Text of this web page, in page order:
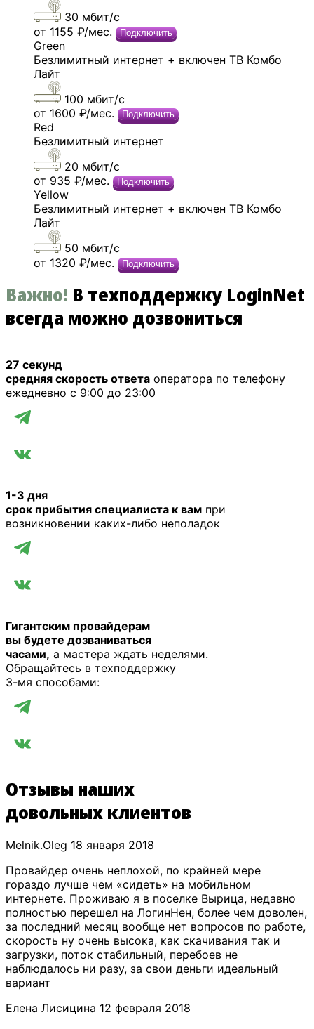
30 мбит/c
от 1155 ₽/мес.
Подключить
Green
Безлимитный интернет + включен ТВ Комбо
Лайт
100 мбит/c
от 1600 ₽/мес.
Подключить
Red
Безлимитный интернет
20 мбит/c
от 935 ₽/мес.
Подключить
Yellow
Безлимитный интернет + включен ТВ Комбо
Лайт
50 мбит/c
от 1320 ₽/мес.
Подключить
Важно! В техподдержку LoginNet
всегда можно дозвониться
27 секунд
средняя скорость ответа оператора по телефону
ежедневно с 9:00 до 23:00
1-3 дня
срок прибытия специалиста к вам при
возникновении каких-либо неполадок
Гигантским провайдерам
вы будете дозваниваться
часами, а мастера ждать неделями.
Обращайтесь в техподдержку
3-мя способами:
Отзывы наших
довольных клиентов
​Melnik.Oleg 18 января 2018
Провайдер очень неплохой, по крайней мере
гораздо лучше чем «сидеть» на мобильном
интернете. Проживаю я в поселке Вырица, недавно
полностью перешел на ЛогинНен, более чем доволен,
за последний месяц вообще нет вопросов по работе,
скорость ну очень высока, как скачивания так и
загрузки, поток стабильный, перебоев не
наблюдалось ни разу, за свои деньги идеальный
вариант
​Елена Лисицина 12 февраля 2018